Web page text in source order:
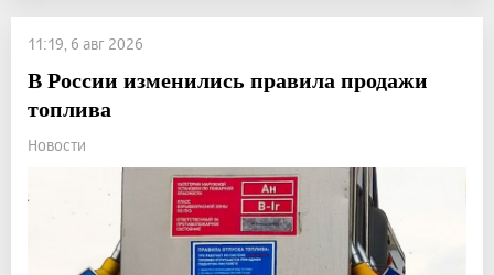
11:19, 6 авг 2026
В России изменились правила продажи
топлива
Новости